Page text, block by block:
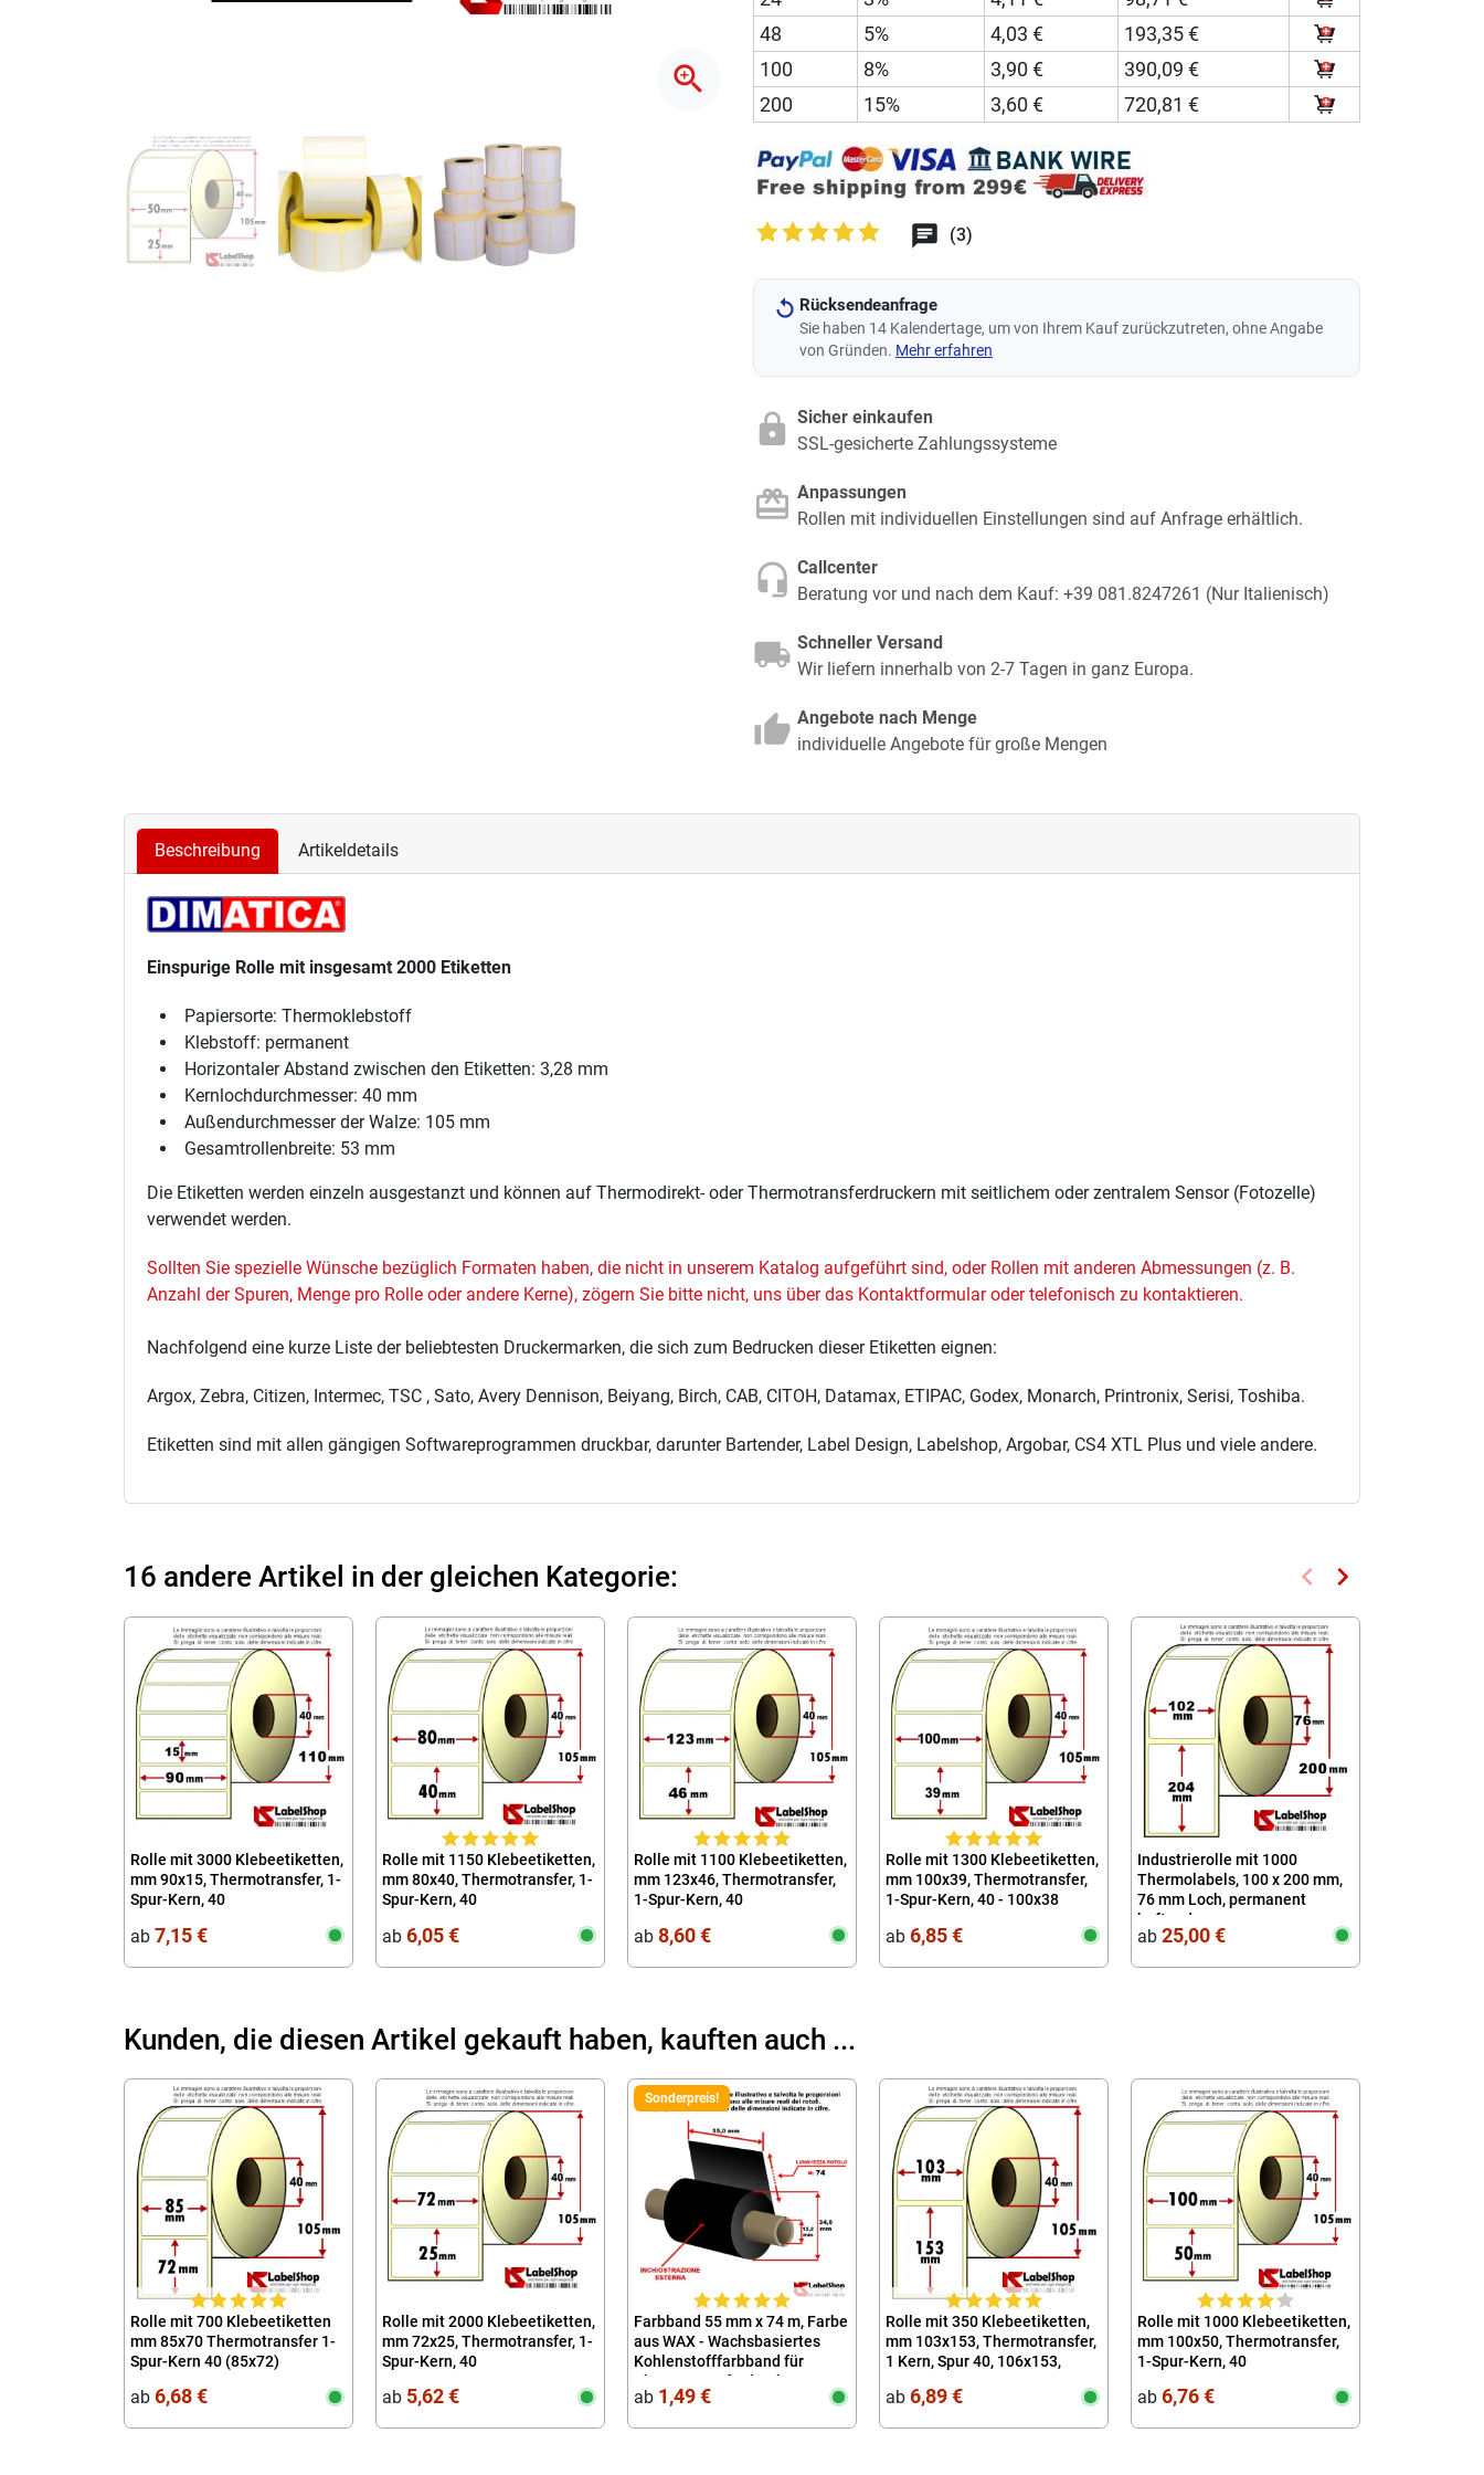
zoom_in
48
5% 4,03 €
193,35 €
100
8% 3,90 €
390,09 €
200
15% 3,60 € 720,81 €
(3)
Rücksendeanfrage
Sie haben 14 Kalendertage, um von Ihrem Kauf zurückzutreten, ohne Angabe
von Gründen. Mehr erfahren
Sicher einkaufen
SSL-gesicherte Zahlungssysteme
Anpassungen
Rollen mit individuellen Einstellungen sind auf Anfrage erhältlich.
Callcenter
Beratung vor und nach dem Kauf: +39 081.8247261 (Nur Italienisch)
Schneller Versand
Wir liefern innerhalb von 2-7 Tagen in ganz Europa.
Angebote nach Menge
individuelle Angebote für große Mengen
Beschreibung Artikeldetails
Einspurige Rolle mit insgesamt 2000 Etiketten
Papiersorte: Thermoklebstoff
Klebstoff: permanent
Horizontaler Abstand zwischen den Etiketten: 3,28 mm
Kernlochdurchmesser: 40 mm
Außendurchmesser der Walze: 105 mm
Gesamtrollenbreite: 53 mm
Die Etiketten werden einzeln ausgestanzt und können auf Thermodirekt- oder Thermotransferdruckern mit seitlichem oder zentralem Sensor (Fotozelle)
verwendet werden.
Sollten Sie spezielle Wünsche bezüglich Formaten haben, die nicht in unserem Katalog aufgeführt sind, oder Rollen mit anderen Abmessungen (z. B.
Anzahl der Spuren, Menge pro Rolle oder andere Kerne), zögern Sie bitte nicht, uns über das Kontaktformularoder telefonisch zu kontaktieren.
Nachfolgend eine kurze Liste der beliebtesten Druckermarken, die sich zum Bedrucken dieser Etiketten eignen:
Argox, Zebra, Citizen, Intermec, TSC , Sato, Avery Dennison, Beiyang, Birch, CAB, CITOH, Datamax, ETIPAC, Godex, Monarch, Printronix, Serisi, Toshiba.
Etiketten sind mit allen gängigen Softwareprogrammen druckbar, darunter Bartender, Label Design, Labelshop, Argobar, CS4 XTL Plus und viele andere.
16 andere Artikel in der gleichen Kategorie: Zurück
keyboard_arrow_left Weiter
keyboard_arrow_right
Rolle mit 3000 Klebeetiketten,
mm 90x15, Thermotransfer, 1-
Spur-Kern, 40
ab 7,15 €
Rolle mit 1150 Klebeetiketten,
mm 80x40, Thermotransfer, 1-
Spur-Kern, 40
ab 6,05 €
Rolle mit 1100 Klebeetiketten,
mm 123x46, Thermotransfer,
1-Spur-Kern, 40
ab 8,60 €
Rolle mit 1300 Klebeetiketten,
mm 100x39, Thermotransfer,
1-Spur-Kern, 40 - 100x38
ab 6,85 €
Industrierolle mit 1000
Thermolabels, 100 x 200 mm,
76 mm Loch, permanent
haftend
ab 25,00 €
Kunden, die diesen Artikel gekauft haben, kauften auch ...
Rolle mit 700 Klebeetiketten
mm 85x70 Thermotransfer 1-
Spur-Kern 40 (85x72)
ab 6,68 €
Rolle mit 2000 Klebeetiketten,
mm 72x25, Thermotransfer, 1-
Spur-Kern, 40
ab 5,62 €
Sonderpreis!
Farbband 55 mm x 74 m, Farbe
aus WAX - Wachsbasiertes
Kohlenstofffarbband für
Thermotransferdruck
(Wachsfarbband)
ab 1,49 €
Rolle mit 350 Klebeetiketten,
mm 103x153, Thermotransfer,
1 Kern, Spur 40, 106x153,
ab 6,89 €
Rolle mit 1000 Klebeetiketten,
mm 100x50, Thermotransfer,
1-Spur-Kern, 40
ab 6,76 €